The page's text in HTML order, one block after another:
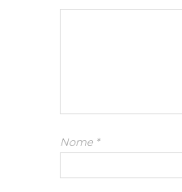
Nome *